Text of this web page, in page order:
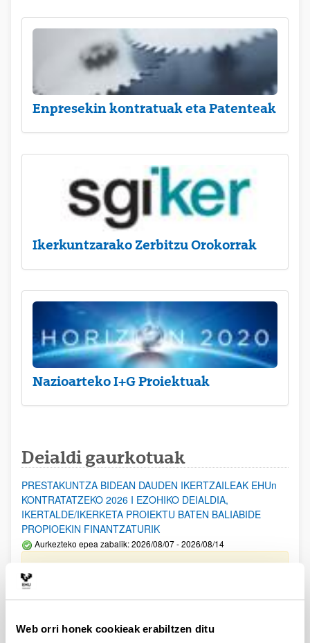
Web orri honek cookieak erabiltzen ditu
Enpresekin kontratuak eta Patenteak
Ikerkuntzarako Zerbitzu Orokorrak
Nazioarteko I+G Proiektuak
Deialdi gaurkotuak
PRESTAKUNTZA BIDEAN DAUDEN IKERTZAILEAK EHUn
KONTRATATZEKO 2026 I EZOHIKO DEIALDIA,
IKERTALDE/IKERKETA PROIEKTU BATEN BALIABIDE
PROPIOEKIN FINANTZATURIK
Aurkezteko epea zabalik: 2026/08/07 - 2026/08/14
ESKAERAK AURKEZTEKO EPEA 2026-08-14 ARTE ZABALIK.
UPV/EHUn Azpiegitura Zientifikoa eta Funts Bibliografikoak
Izapide irekia